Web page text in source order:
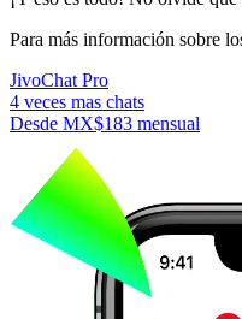
Para más información sobre
JivoChat Pro
4 veces mas chats
Desde MX$183 mensual